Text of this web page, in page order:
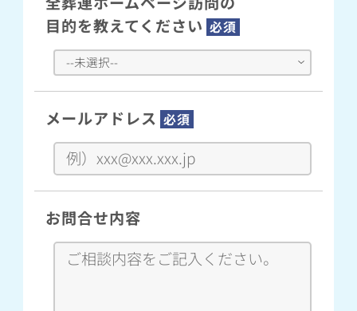
目的を教えてください 必須
メールアドレス 必須
お問合せ内容